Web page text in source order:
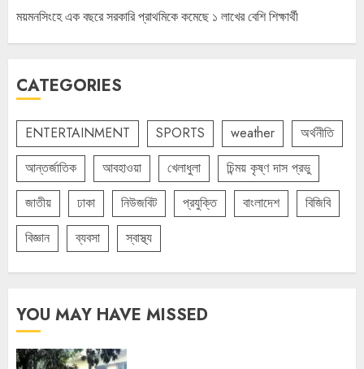
ময়মনসিংহে এক বছরে সরকারি প্রাথমিকে কমেছে ১ লাখের বেশি শিক্ষার্থী
CATEGORIES
ENTERTAINMENT SPORTS weather
অর্থনীতি
আন্তর্জাতিক
আবহাওয়া খেলাধুলা
চিন্ময় কৃষ্ণ দাস প্রভু
জাতীয়
ঢাকা নিউজবিট প্রযুক্তি বাংলাদেশ
বিজিবি
বিজ্ঞান
ব্যবসা স্বাস্থ্য
YOU MAY HAVE MISSED